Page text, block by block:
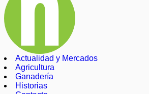
Actualidad y Mercados
Agricultura
Ganadería
Historias